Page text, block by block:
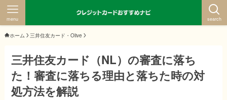
search
menu
ホーム 三井住友カード・Olive
三井住友カード（NL）の審査に落ち
た！審査に落ちる理由と落ちた時の対
処方法を解説